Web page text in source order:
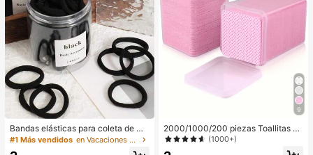
Bandas elásticas para coleta de mu
jer, bandas para el cabello, accesori
#1 Más vendidos en Vacaciones Aparatos de baño
9
2000/1000/200 piezas Toallitas de
limpieza de uñas - Almohadillas pro
fesionales sin pelusa para quitar es
(1000+)